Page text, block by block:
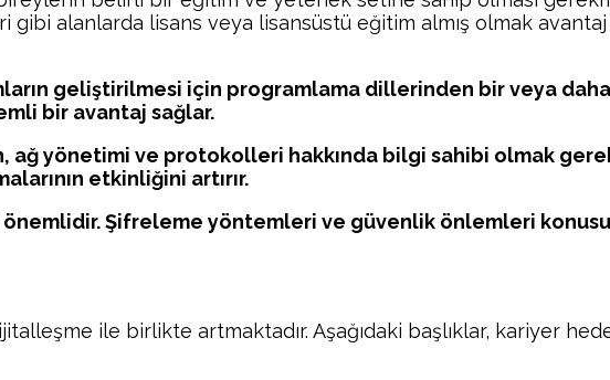
alanlarda lisans veya lisansüstü eğitim almış olmak avantaj
geliştirilmesi için programlama dillerinden bir veya
bir avantaj sağlar.
ağ yönetimi ve protokolleri hakkında bilgi sahibi olmak
etkinliğini artırır.
önemlidir. Şifreleme yöntemleri ve güvenlik önlemleri
ile birlikte artmaktadır. Aşağıdaki başlıklar, kariyer